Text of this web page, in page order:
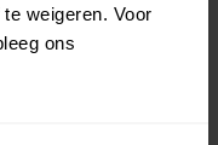
weigeren. Voor
ons